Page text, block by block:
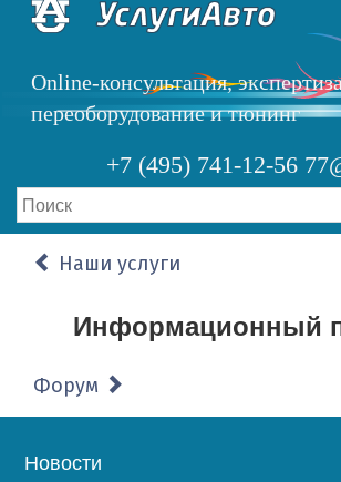
Перейти
содержанию
Online-консультация,
переоборудование и тюнинг
+7 (495) 741-12-56
Наши услуги
Информационный
Форум
Основная
Новости